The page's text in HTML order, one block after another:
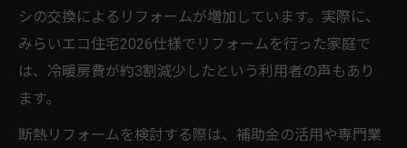
シの交換によるリフォームが増加しています。実際に、
みらいエコ住宅2026仕様でリフォームを行った家庭で
は、冷暖房費が約3割減少したという利用者の声もあり
ます。
断熱リフォームを検討する際は、補助金の活用や専門業